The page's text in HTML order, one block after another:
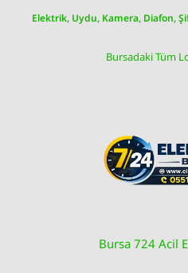
Elektrik, Uydu, Kamera, Diafon,
Bursadaki Tüm
Bursa 724 Acil